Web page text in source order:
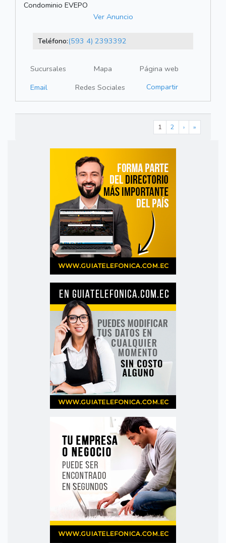
Condominio EVEPO
Ver Anuncio
Teléfono:(593 4) 2393392
Sucursales Mapa
Página web
Email
Redes Sociales Compartir
1 2 › »